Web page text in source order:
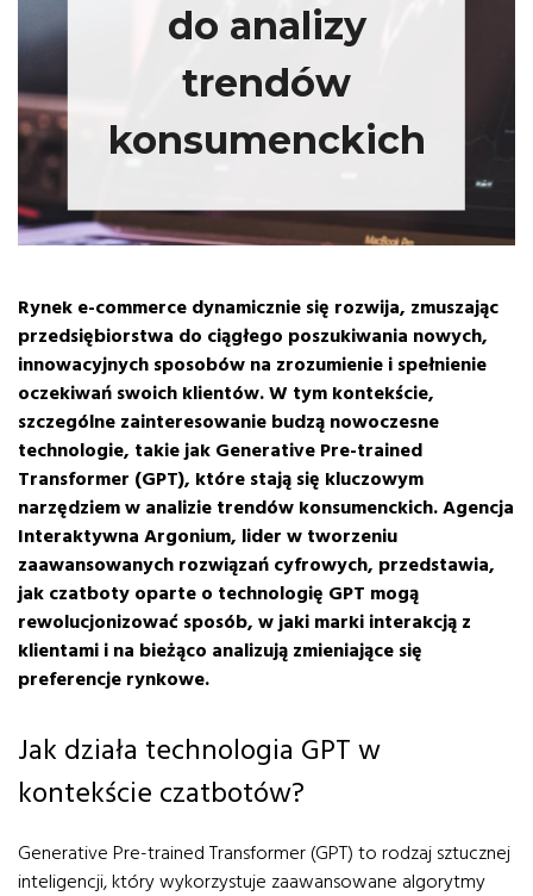
do analizy
trendów
konsumenckich
Rynek e-commerce dynamicznie się rozwija, zmuszając
przedsiębiorstwa do ciągłego poszukiwania nowych,
innowacyjnych sposobów na zrozumienie i spełnienie
oczekiwań swoich klientów. W tym kontekście,
szczególne zainteresowanie budzą nowoczesne
technologie, takie jak Generative Pre-trained
Transformer (GPT), które stają się kluczowym
narzędziem w analizie trendów konsumenckich. Agencja
Interaktywna Argonium, lider w tworzeniu
zaawansowanych rozwiązań cyfrowych, przedstawia,
jak czatboty oparte o technologię GPT mogą
rewolucjonizować sposób, w jaki marki interakcją z
klientami i na bieżąco analizują zmieniające się
preferencje rynkowe.
Jak działa technologia GPT w
kontekście czatbotów?
Generative Pre-trained Transformer (GPT) to rodzaj sztucznej
inteligencji, który wykorzystuje zaawansowane algorytmy